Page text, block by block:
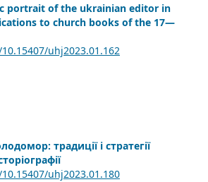
portrait of the ukrainian editor in
to church books of the 17—
uhj2023.01.162
традиції і стратегії
uhj2023.01.180